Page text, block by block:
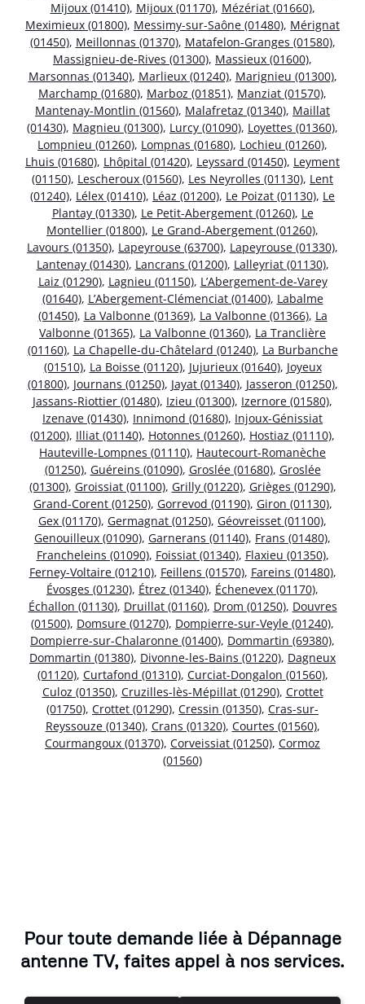
Mijoux (01410), Mijoux (01170), Mézériat (01660),
Meximieux (01800), Messimy-sur-Saône (01480), Mérignat
(01450), Meillonnas (01370), Matafelon-Granges (01580),
Massignieu-de-Rives (01300), Massieux (01600),
Marsonnas (01340), Marlieux (01240), Marignieu (01300),
Marchamp (01680), Marboz (01851), Manziat (01570),
Mantenay-Montlin (01560), Malafretaz (01340), Maillat
(01430), Magnieu (01300), Lurcy (01090), Loyettes (01360),
Lompnieu (01260), Lompnas (01680), Lochieu (01260),
Lhuis (01680), Lhôpital (01420), Leyssard (01450), Leyment
(01150), Lescheroux (01560), Les Neyrolles (01130), Lent
(01240), Lélex (01410), Léaz (01200), Le Poizat (01130), Le
Plantay (01330), Le Petit-Abergement (01260), Le
Montellier (01800), Le Grand-Abergement (01260),
Lavours (01350), Lapeyrouse (63700), Lapeyrouse (01330),
Lantenay (01430), Lancrans (01200), Lalleyriat (01130),
Laiz (01290), Lagnieu (01150), L’Abergement-de-Varey
(01640), L’Abergement-Clémenciat (01400), Labalme
(01450), La Valbonne (01369), La Valbonne (01366), La
Valbonne (01365), La Valbonne (01360), La Tranclière
(01160), La Chapelle-du-Châtelard (01240), La Burbanche
(01510), La Boisse (01120), Jujurieux (01640), Joyeux
(01800), Journans (01250), Jayat (01340), Jasseron (01250),
Jassans-Riottier (01480), Izieu (01300), Izernore (01580),
Izenave (01430), Innimond (01680), Injoux-Génissiat
(01200), Illiat (01140), Hotonnes (01260), Hostiaz (01110),
Hauteville-Lompnes (01110), Hautecourt-Romanèche
(01250), Guéreins (01090), Groslée (01680), Groslée
(01300), Groissiat (01100), Grilly (01220), Grièges (01290),
Grand-Corent (01250), Gorrevod (01190), Giron (01130),
Gex (01170), Germagnat (01250), Géovreisset (01100),
Genouilleux (01090), Garnerans (01140), Frans (01480),
Francheleins (01090), Foissiat (01340), Flaxieu (01350),
Ferney-Voltaire (01210), Feillens (01570), Fareins (01480),
Évosges (01230), Étrez (01340), Échenevex (01170),
Échallon (01130), Druillat (01160), Drom (01250), Douvres
(01500), Domsure (01270), Dompierre-sur-Veyle (01240),
Dompierre-sur-Chalaronne (01400), Dommartin (69380),
Dommartin (01380), Divonne-les-Bains (01220), Dagneux
(01120), Curtafond (01310), Curciat-Dongalon (01560),
Culoz (01350), Cruzilles-lès-Mépillat (01290), Crottet
(01750), Crottet (01290), Cressin (01350), Cras-sur-
Reyssouze (01340), Crans (01320), Courtes (01560),
Courmangoux (01370), Corveissiat (01250), Cormoz
(01560)
Pour toute demande liée à Dépannage
antenne TV, faites appel à nos services.